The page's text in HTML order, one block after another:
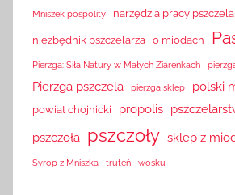
Mniszek pospolity narzędzia pracy
niezbędnik pszczelarza o miodach
Pierzga: Siła Natury w Małych Ziarenkach
Pierzga pszczela pierzga sklep polski
powiat chojnicki propolis
pszczoła pszczoły sklep z
Syrop z Mniszka truteń wosku